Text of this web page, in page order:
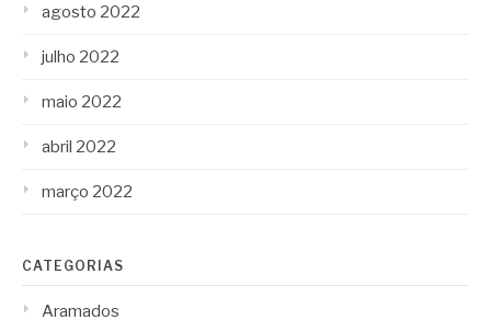
agosto 2022
julho 2022
maio 2022
abril 2022
março 2022
CATEGORIAS
Aramados